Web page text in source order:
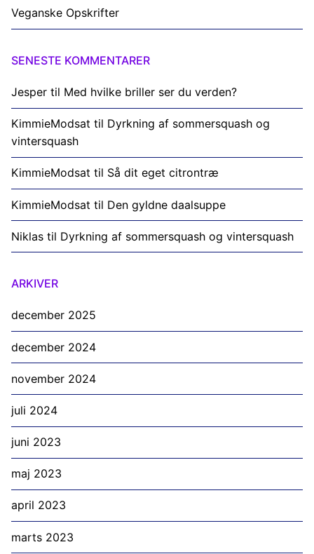
Veganske Opskrifter
SENESTE KOMMENTARER
Jesper til Med hvilke briller ser du verden?
KimmieModsat til Dyrkning af sommersquash og
vintersquash
KimmieModsat til Så dit eget citrontræ
KimmieModsat til Den gyldne daalsuppe
Niklas til Dyrkning af sommersquash og vintersquash
ARKIVER
december 2025
december 2024
november 2024
juli 2024
juni 2023
maj 2023
april 2023
marts 2023